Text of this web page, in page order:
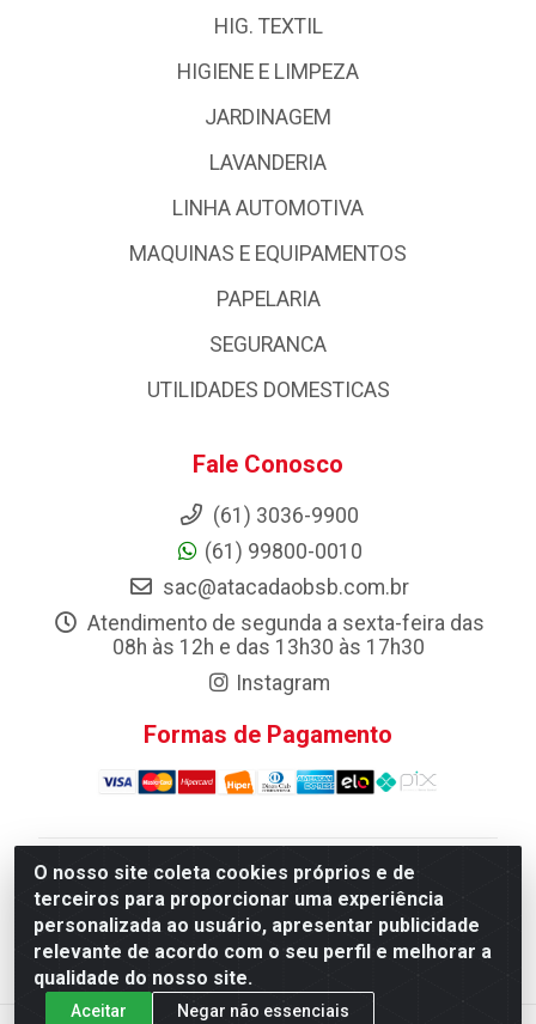
O nosso site coleta cookies próprios e de
terceiros para proporcionar uma experiência
personalizada ao usuário, apresentar publicidade
relevante de acordo com o seu perfil e melhorar a
qualidade do nosso site.
Aceitar Negar não essenciais
HIG. TEXTIL
HIGIENE E LIMPEZA
JARDINAGEM
LAVANDERIA
LINHA AUTOMOTIVA
MAQUINAS E EQUIPAMENTOS
PAPELARIA
SEGURANCA
UTILIDADES DOMESTICAS
Fale Conosco
(61) 3036-9900
(61) 99800-0010
sac@atacadaobsb.com.br
Atendimento de segunda a sexta-feira das
08h às 12h e das 13h30 às 17h30
Instagram
Formas de Pagamento
Atacadao da Limpeza F. Pereira Queiroz Comercio e
Distribuicao LTDA - Quadra Qi 10 Lotes 39 e, 41 - Setor
Industrial (Taguatinga), Brasília/DF - CEP 72.135-100 -
CNPJ 13.184.675/0001-80